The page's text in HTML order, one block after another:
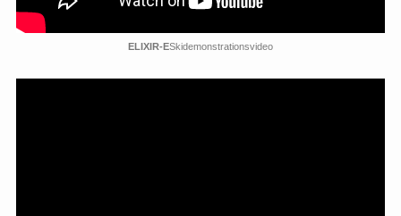
ELIXIR-ESkidemonstrationsvideo